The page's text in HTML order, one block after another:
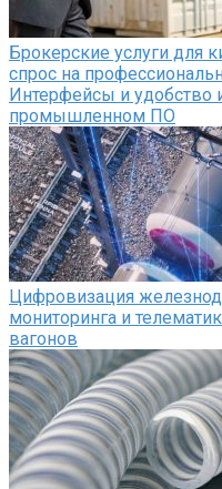
Брокерские услуги для
спрос на
Интерфейсы и удобство
промышленном ПО
Цифровизация
мониторинга и
вагонов